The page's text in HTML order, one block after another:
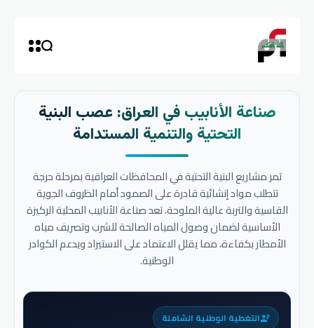
صناعة الأنابيب في العراق: عصب البنية
التحتية والتنمية المستدامة
تمر مشاريع البنية التحتية في المحافظات العراقية بمرحلة حرجة
تتطلب مواد إنشائية قادرة على الصمود أمام الظروف الجوية
القاسية والتربة عالية الملوحة. تعد صناعة الأنابيب المحلية الركيزة
الأساسية لضمان وصول المياه الصالحة للشرب وتصريف مياه
الأمطار بكفاءة، مما يقلل الاعتماد على الاستيراد ويدعم الكوادر
الوطنية.
engineeringالتغطية الوطنية الشاملة